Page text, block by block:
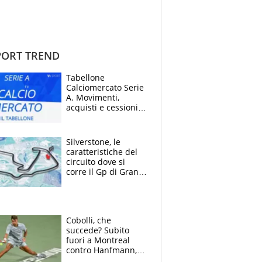
TREND
Tabellone
Calciomercato Serie
A. Movimenti,
acquisti e cessioni:
Silverstone, le
caratteristiche del
circuito dove si
corre il Gp di Gran
Cobolli, che
succede? Subito
fuori a Montreal
contro Hanfmann,